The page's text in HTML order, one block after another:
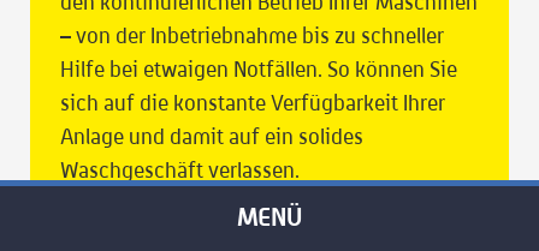
– von der Inbetriebnahme bis zu schneller
Hilfe bei etwaigen Notfällen. So können Sie
sich auf die konstante Verfügbarkeit Ihrer
Anlage und damit auf ein solides
Waschgeschäft verlassen.
MENÜ